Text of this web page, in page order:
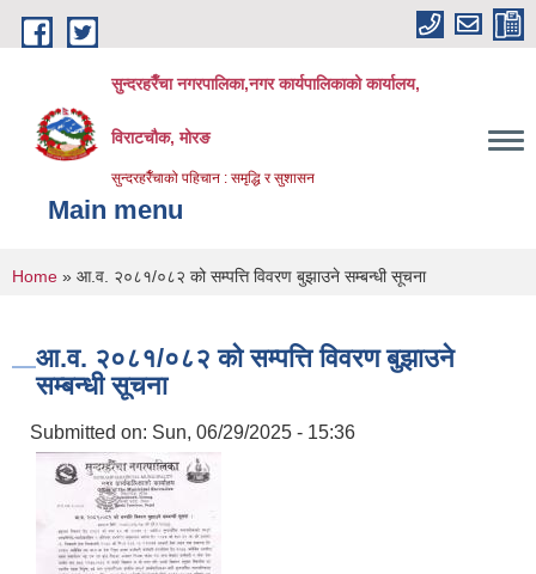
Skip to main content
सुन्दरहरैँचा नगरपालिका,नगर कार्यपालिकाको कार्यालय,
विराटचौक, मोरङ
सुन्दरहरैँचाको पहिचान : समृद्धि र सुशासन
Main menu
You are here
Home » आ.व. २०८१/०८२ को सम्पत्ति विवरण बुझाउने सम्बन्धी सूचना
आ.व. २०८१/०८२ को सम्पत्ति विवरण बुझाउने
सम्बन्धी सूचना
Submitted on: Sun, 06/29/2025 - 15:36